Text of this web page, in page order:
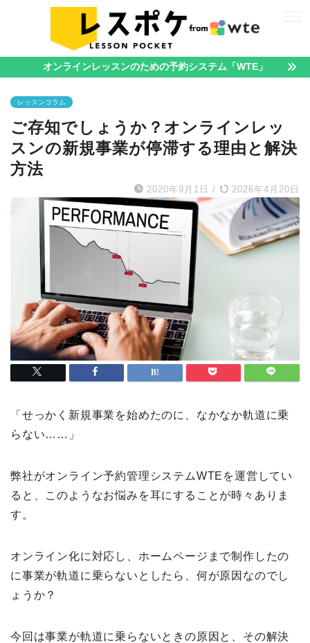
オンラインレッスンのための予約システム「WTE」
レッスンコラム
ご存知でしょうか？オンラインレッ
スンの新規事業が停滞する理由と解決
方法
2020年9月1日 / 2026年4月20日
「せっかく新規事業を始めたのに、なかなか軌道に乗
らない……」
弊社がオンライン予約管理システムWTEを運営してい
ると、このようなお悩みを耳にすることが時々ありま
す。
オンライン化に対応し、ホームページまで制作したの
に事業が軌道に乗らないとしたら、何が原因なのでし
ょうか？
今回は事業が軌道に乗らないときの原因と、その解決